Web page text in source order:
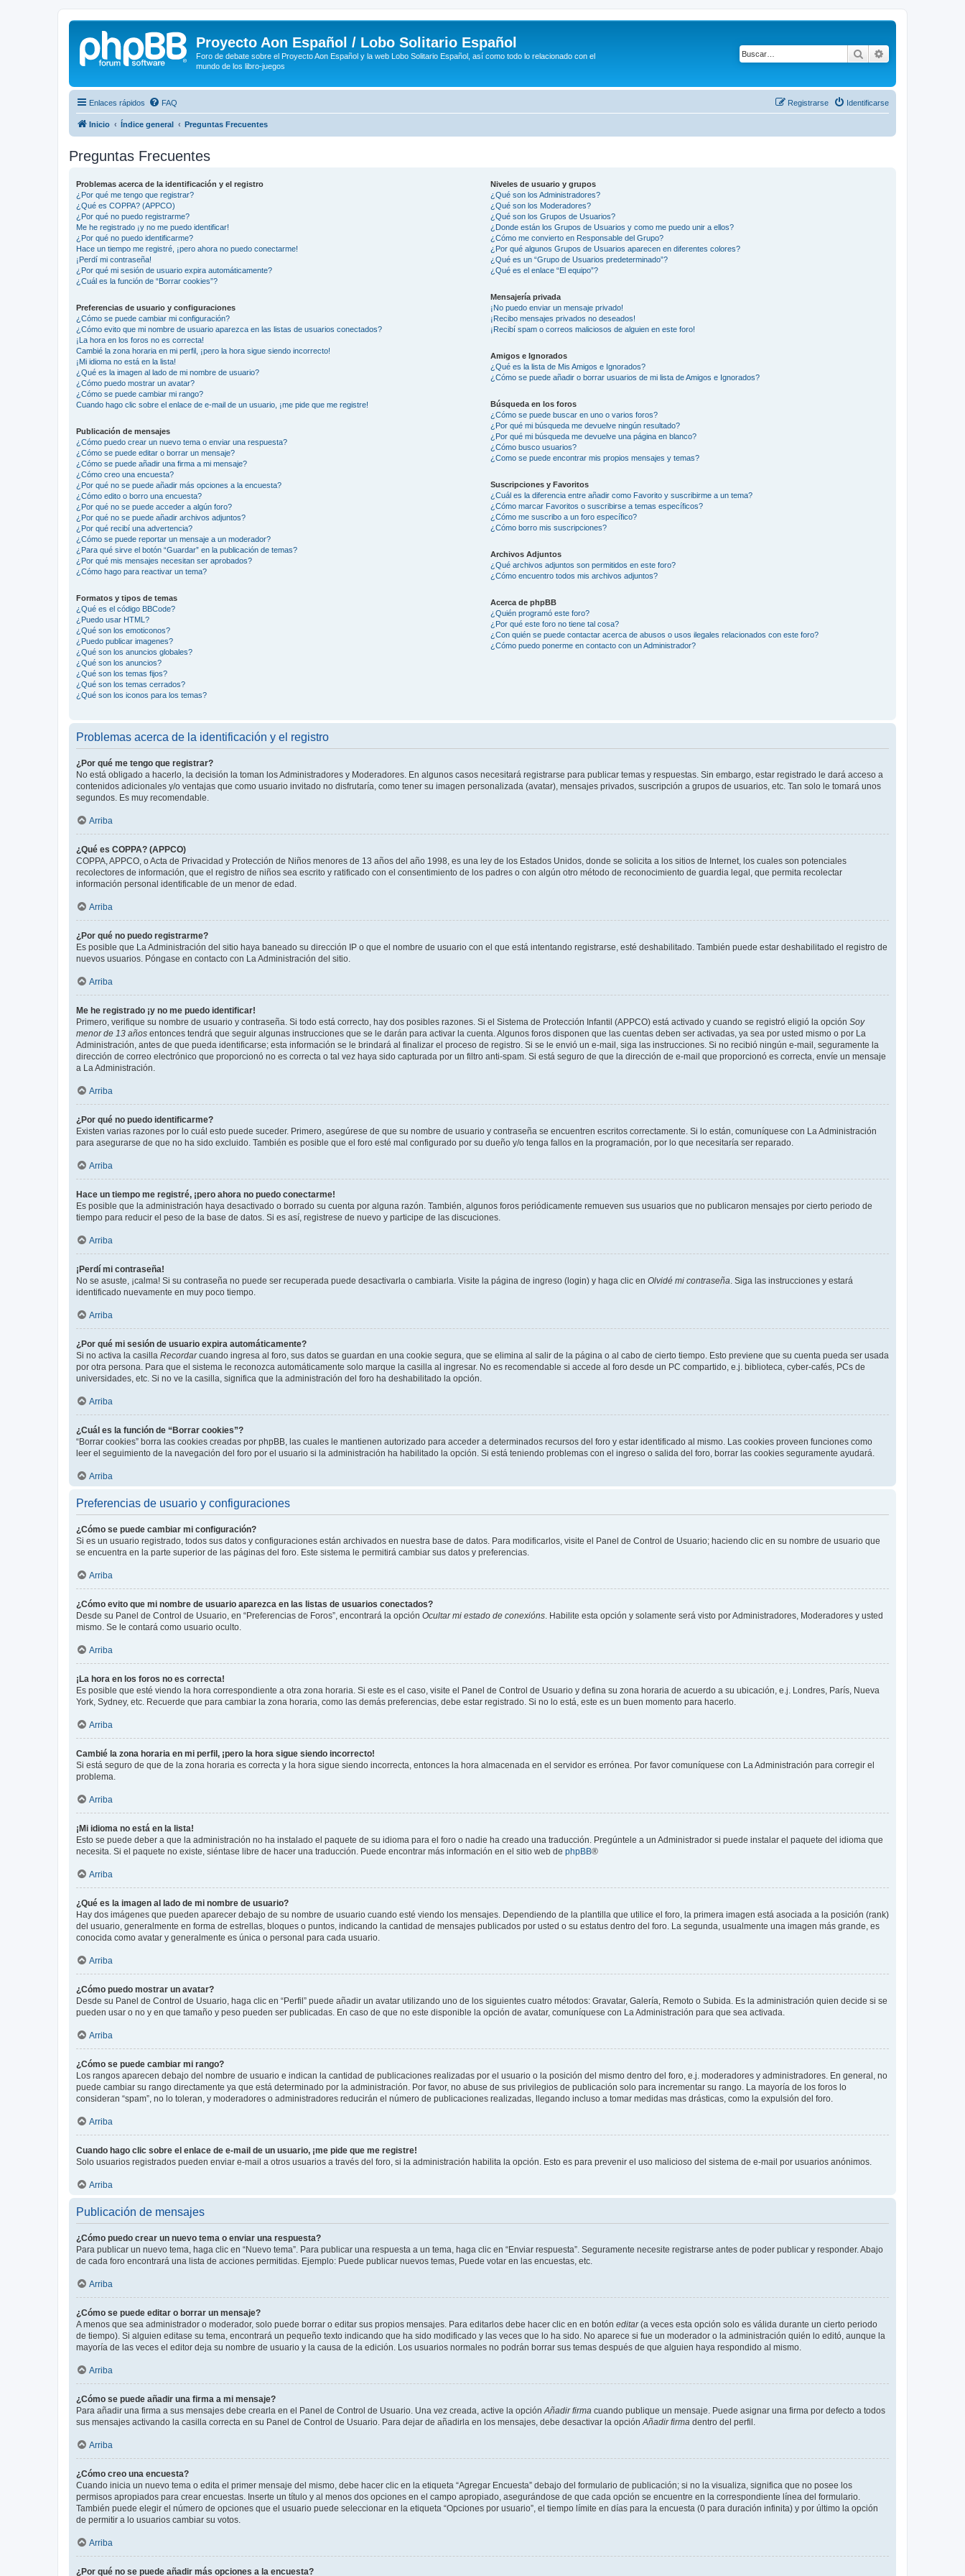
Proyecto Aon Español / Lobo Solitario Español
Foro de debate sobre el Proyecto Aon Español y la web Lobo Solitario Español, así como todo lo relacionado con el
mundo de los libro-juegos
Buscar
Enlaces rápidos FAQ Identificarse
Registrarse
Inicio Índice general Preguntas Frecuentes
Preguntas Frecuentes
Problemas acerca de la identificación y el registro
¿Por qué me tengo que registrar?
¿Qué es COPPA? (APPCO)
¿Por qué no puedo registrarme?
Me he registrado ¡y no me puedo identificar!
¿Por qué no puedo identificarme?
Hace un tiempo me registré, ¡pero ahora no puedo conectarme!
¡Perdí mi contraseña!
¿Por qué mi sesión de usuario expira automáticamente?
¿Cuál es la función de “Borrar cookies”?
Preferencias de usuario y configuraciones
¿Cómo se puede cambiar mi configuración?
¿Cómo evito que mi nombre de usuario aparezca en las listas de usuarios conectados?
¡La hora en los foros no es correcta!
Cambié la zona horaria en mi perfil, ¡pero la hora sigue siendo incorrecto!
¡Mi idioma no está en la lista!
¿Qué es la imagen al lado de mi nombre de usuario?
¿Cómo puedo mostrar un avatar?
¿Cómo se puede cambiar mi rango?
Cuando hago clic sobre el enlace de e-mail de un usuario, ¡me pide que me registre!
Publicación de mensajes
¿Cómo puedo crear un nuevo tema o enviar una respuesta?
¿Cómo se puede editar o borrar un mensaje?
¿Cómo se puede añadir una firma a mi mensaje?
¿Cómo creo una encuesta?
¿Por qué no se puede añadir más opciones a la encuesta?
¿Cómo edito o borro una encuesta?
¿Por qué no se puede acceder a algún foro?
¿Por qué no se puede añadir archivos adjuntos?
¿Por qué recibí una advertencia?
¿Cómo se puede reportar un mensaje a un moderador?
¿Para qué sirve el botón “Guardar” en la publicación de temas?
¿Por qué mis mensajes necesitan ser aprobados?
¿Cómo hago para reactivar un tema?
Formatos y tipos de temas
¿Qué es el código BBCode?
¿Puedo usar HTML?
¿Qué son los emoticonos?
¿Puedo publicar imagenes?
¿Qué son los anuncios globales?
¿Qué son los anuncios?
¿Qué son los temas fijos?
¿Qué son los temas cerrados?
¿Qué son los iconos para los temas?
Niveles de usuario y grupos
¿Qué son los Administradores?
¿Qué son los Moderadores?
¿Qué son los Grupos de Usuarios?
¿Donde están los Grupos de Usuarios y como me puedo unir a ellos?
¿Cómo me convierto en Responsable del Grupo?
¿Por qué algunos Grupos de Usuarios aparecen en diferentes colores?
¿Qué es un “Grupo de Usuarios predeterminado”?
¿Qué es el enlace “El equipo”?
Mensajería privada
¡No puedo enviar un mensaje privado!
¡Recibo mensajes privados no deseados!
¡Recibí spam o correos maliciosos de alguien en este foro!
Amigos e Ignorados
¿Qué es la lista de Mis Amigos e Ignorados?
¿Cómo se puede añadir o borrar usuarios de mi lista de Amigos e Ignorados?
Búsqueda en los foros
¿Cómo se puede buscar en uno o varios foros?
¿Por qué mi búsqueda me devuelve ningún resultado?
¿Por qué mi búsqueda me devuelve una página en blanco?
¿Cómo busco usuarios?
¿Como se puede encontrar mis propios mensajes y temas?
Suscripciones y Favoritos
¿Cuál es la diferencia entre añadir como Favorito y suscribirme a un tema?
¿Cómo marcar Favoritos o suscribirse a temas específicos?
¿Cómo me suscribo a un foro específico?
¿Cómo borro mis suscripciones?
Archivos Adjuntos
¿Qué archivos adjuntos son permitidos en este foro?
¿Cómo encuentro todos mis archivos adjuntos?
Acerca de phpBB
¿Quién programó este foro?
¿Por qué este foro no tiene tal cosa?
¿Con quién se puede contactar acerca de abusos o usos ilegales relacionados con este foro?
¿Cómo puedo ponerme en contacto con un Administrador?
Problemas acerca de la identificación y el registro
¿Por qué me tengo que registrar?
No está obligado a hacerlo, la decisión la toman los Administradores y Moderadores. En algunos casos necesitará registrarse para publicar temas y respuestas. Sin embargo, estar registrado le dará acceso a
contenidos adicionales y/o ventajas que como usuario invitado no disfrutaría, como tener su imagen personalizada (avatar), mensajes privados, suscripción a grupos de usuarios, etc. Tan solo le tomará unos
segundos. Es muy recomendable.
Arriba
¿Qué es COPPA? (APPCO)
COPPA, APPCO, o Acta de Privacidad y Protección de Niños menores de 13 años del año 1998, es una ley de los Estados Unidos, donde se solicita a los sitios de Internet, los cuales son potenciales
recolectores de información, que el registro de niños sea escrito y ratificado con el consentimiento de los padres o con algún otro método de reconocimiento de guardia legal, que permita recolectar
información personal identificable de un menor de edad.
Arriba
¿Por qué no puedo registrarme?
Es posible que La Administración del sitio haya baneado su dirección IP o que el nombre de usuario con el que está intentando registrarse, esté deshabilitado. También puede estar deshabilitado el registro de
nuevos usuarios. Póngase en contacto con La Administración del sitio.
Arriba
Me he registrado ¡y no me puedo identificar!
Primero, verifique su nombre de usuario y contraseña. Si todo está correcto, hay dos posibles razones. Si el Sistema de Protección Infantil (APPCO) está activado y cuando se registró eligió la opción Soy
menor de 13 años entonces tendrá que seguir algunas instrucciones que se le darán para activar la cuenta. Algunos foros disponen que las cuentas deben ser activadas, ya sea por usted mismo o por La
Administración, antes de que pueda identificarse; esta información se le brindará al finalizar el proceso de registro. Si se le envió un e-mail, siga las instrucciones. Si no recibió ningún e-mail, seguramente la
dirección de correo electrónico que proporcionó no es correcta o tal vez haya sido capturada por un filtro anti-spam. Si está seguro de que la dirección de e-mail que proporcionó es correcta, envíe un mensaje
a La Administración.
Arriba
¿Por qué no puedo identificarme?
Existen varias razones por lo cuál esto puede suceder. Primero, asegúrese de que su nombre de usuario y contraseña se encuentren escritos correctamente. Si lo están, comuníquese con La Administración
para asegurarse de que no ha sido excluido. También es posible que el foro esté mal configurado por su dueño y/o tenga fallos en la programación, por lo que necesitaría ser reparado.
Arriba
Hace un tiempo me registré, ¡pero ahora no puedo conectarme!
Es posible que la administración haya desactivado o borrado su cuenta por alguna razón. También, algunos foros periódicamente remueven sus usuarios que no publicaron mensajes por cierto periodo de
tiempo para reducir el peso de la base de datos. Si es así, registrese de nuevo y participe de las discuciones.
Arriba
¡Perdí mi contraseña!
No se asuste, ¡calma! Si su contraseña no puede ser recuperada puede desactivarla o cambiarla. Visite la página de ingreso (login) y haga clic en Olvidé mi contraseña . Siga las instrucciones y estará
identificado nuevamente en muy poco tiempo.
Arriba
¿Por qué mi sesión de usuario expira automáticamente?
Si no activa la casilla Recordarcuando ingresa al foro, sus datos se guardan en una cookie segura, que se elimina al salir de la página o al cabo de cierto tiempo. Esto previene que su cuenta pueda ser usada
por otra persona. Para que el sistema le reconozca automáticamente solo marque la casilla al ingresar. No es recomendable si accede al foro desde un PC compartido, e.j. biblioteca, cyber-cafés, PCs de
universidades, etc. Si no ve la casilla, significa que la administración del foro ha deshabilitado la opción.
Arriba
¿Cuál es la función de “Borrar cookies”?
“Borrar cookies” borra las cookies creadas por phpBB, las cuales le mantienen autorizado para acceder a determinados recursos del foro y estar identificado al mismo. Las cookies proveen funciones como
leer el seguimiento de la navegación del foro por el usuario si la administración ha habilitado la opción. Si está teniendo problemas con el ingreso o salida del foro, borrar las cookies seguramente ayudará.
Arriba
Preferencias de usuario y configuraciones
¿Cómo se puede cambiar mi configuración?
Si es un usuario registrado, todos sus datos y configuraciones están archivados en nuestra base de datos. Para modificarlos, visite el Panel de Control de Usuario; haciendo clic en su nombre de usuario que
se encuentra en la parte superior de las páginas del foro. Este sistema le permitirá cambiar sus datos y preferencias.
Arriba
¿Cómo evito que mi nombre de usuario aparezca en las listas de usuarios conectados?
Desde su Panel de Control de Usuario, en “Preferencias de Foros”, encontrará la opción Ocultar mi estado de conexións . Habilite esta opción y solamente será visto por Administradores, Moderadores y usted
mismo. Se le contará como usuario oculto.
Arriba
¡La hora en los foros no es correcta!
Es posible que esté viendo la hora correspondiente a otra zona horaria. Si este es el caso, visite el Panel de Control de Usuario y defina su zona horaria de acuerdo a su ubicación, e.j. Londres, París, Nueva
York, Sydney, etc. Recuerde que para cambiar la zona horaria, como las demás preferencias, debe estar registrado. Si no lo está, este es un buen momento para hacerlo.
Arriba
Cambié la zona horaria en mi perfil, ¡pero la hora sigue siendo incorrecto!
Si está seguro de que de la zona horaria es correcta y la hora sigue siendo incorrecta, entonces la hora almacenada en el servidor es errónea. Por favor comuníquese con La Administración para corregir el
problema.
Arriba
¡Mi idioma no está en la lista!
Esto se puede deber a que la administración no ha instalado el paquete de su idioma para el foro o nadie ha creado una traducción. Pregúntele a un Administrador si puede instalar el paquete del idioma que
necesita. Si el paquete no existe, siéntase libre de hacer una traducción. Puede encontrar más información en el sitio web de phpBB®
Arriba
¿Qué es la imagen al lado de mi nombre de usuario?
Hay dos imágenes que pueden aparecer debajo de su nombre de usuario cuando esté viendo los mensajes. Dependiendo de la plantilla que utilice el foro, la primera imagen está asociada a la posición (rank)
del usuario, generalmente en forma de estrellas, bloques o puntos, indicando la cantidad de mensajes publicados por usted o su estatus dentro del foro. La segunda, usualmente una imagen más grande, es
conocida como avatar y generalmente es única o personal para cada usuario.
Arriba
¿Cómo puedo mostrar un avatar?
Desde su Panel de Control de Usuario, haga clic en “Perfil” puede añadir un avatar utilizando uno de los siguientes cuatro métodos: Gravatar, Galería, Remoto o Subida. Es la administración quien decide si se
pueden usar o no y en que tamaño y peso pueden ser publicadas. En caso de que no este disponible la opción de avatar, comuníquese con La Administración para que sea activada.
Arriba
¿Cómo se puede cambiar mi rango?
Los rangos aparecen debajo del nombre de usuario e indican la cantidad de publicaciones realizadas por el usuario o la posición del mismo dentro del foro, e.j. moderadores y administradores. En general, no
puede cambiar su rango directamente ya que está determinado por la administración. Por favor, no abuse de sus privilegios de publicación solo para incrementar su rango. La mayoría de los foros lo
consideran “spam”, no lo toleran, y moderadores o administradores reducirán el número de publicaciones realizadas, llegando incluso a tomar medidas mas drásticas, como la expulsión del foro.
Arriba
Cuando hago clic sobre el enlace de e-mail de un usuario, ¡me pide que me registre!
Solo usuarios registrados pueden enviar e-mail a otros usuarios a través del foro, si la administración habilita la opción. Esto es para prevenir el uso malicioso del sistema de e-mail por usuarios anónimos.
Arriba
Publicación de mensajes
¿Cómo puedo crear un nuevo tema o enviar una respuesta?
Para publicar un nuevo tema, haga clic en “Nuevo tema”. Para publicar una respuesta a un tema, haga clic en “Enviar respuesta”. Seguramente necesite registrarse antes de poder publicar y responder. Abajo
de cada foro encontrará una lista de acciones permitidas. Ejemplo: Puede publicar nuevos temas, Puede votar en las encuestas, etc.
Arriba
¿Cómo se puede editar o borrar un mensaje?
A menos que sea administrador o moderador, solo puede borrar o editar sus propios mensajes. Para editarlos debe hacer clic en en botón editar(a veces esta opción solo es válida durante un cierto periodo
de tiempo). Si alguien editase su tema, encontrará un pequeño texto indicando que ha sido modificado y las veces que lo ha sido. No aparece si fue un moderador o la administración quién lo editó, aunque la
mayoría de las veces el editor deja su nombre de usuario y la causa de la edición. Los usuarios normales no podrán borrar sus temas después de que alguien haya respondido al mismo.
Arriba
¿Cómo se puede añadir una firma a mi mensaje?
Para añadir una firma a sus mensajes debe crearla en el Panel de Control de Usuario. Una vez creada, active la opción Añadir firma cuando publique un mensaje. Puede asignar una firma por defecto a todos
sus mensajes activando la casilla correcta en su Panel de Control de Usuario. Para dejar de añadirla en los mensajes, debe desactivar la opción Añadir firma dentro del perfil.
Arriba
¿Cómo creo una encuesta?
Cuando inicia un nuevo tema o edita el primer mensaje del mismo, debe hacer clic en la etiqueta “Agregar Encuesta” debajo del formulario de publicación; si no la visualiza, significa que no posee los
permisos apropiados para crear encuestas. Inserte un título y al menos dos opciones en el campo apropiado, asegurándose de que cada opción se encuentre en la correspondiente línea del formulario.
También puede elegir el número de opciones que el usuario puede seleccionar en la etiqueta “Opciones por usuario”, el tiempo límite en días para la encuesta (0 para duración infinita) y por último la opción
de permitir a lo usuarios cambiar su votos.
Arriba
¿Por qué no se puede añadir más opciones a la encuesta?